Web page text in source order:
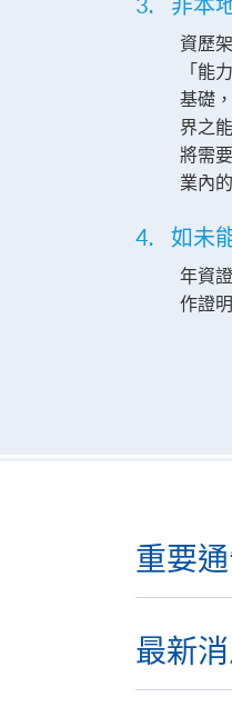
3. 非本
資歷
「能
基礎
界之
將需
業內
4. 如未
年資
作證
重要
最新